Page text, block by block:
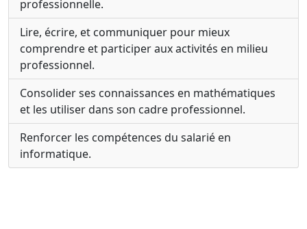
professionnelle.
Lire, écrire, et communiquer pour mieux
comprendre et participer aux activités en milieu
professionnel.
Consolider ses connaissances en mathématiques
et les utiliser dans son cadre professionnel.
Renforcer les compétences du salarié en
informatique.